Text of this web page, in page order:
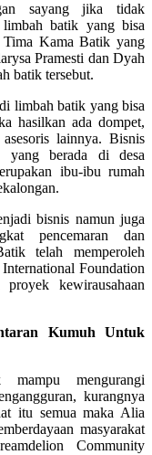
sayang jika tidak
batik yang bisa
Tima Kama Batik yang
Pramesti dan Dyah
batik tersebut.
limbah batik yang bisa
hasilkan ada dompet,
lainnya. Bisnis
yang berada di desa
ibu-ibu rumah
bisnis namun juga
pencemaran dan
telah memperoleh
Foundation
kewirausahaan
Kumuh Untuk
mengurangi
kurangnya
itu semua maka Alia
masyarakat
Community